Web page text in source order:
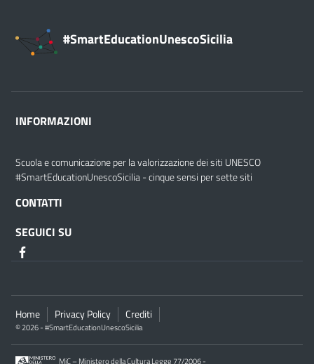
#SmartEducationUnescoSicilia
INFORMAZIONI
Scuola e comunicazione per la valorizzazione dei siti UNESCO
#SmartEducationUnescoSicilia - cinque sensi per sette siti
CONTATTI
SEGUICI SU
Home Privacy Policy Crediti
© 2026 - #SmartEducationUnescoSicilia
MiC – Ministero della Cultura Legge 77/2006 -